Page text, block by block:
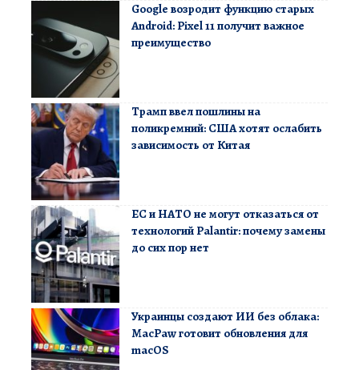
Google возродит функцию старых
Android: Pixel 11 получит важное
преимущество
Трамп ввел пошлины на
поликремний: США хотят ослабить
зависимость от Китая
ЕС и НАТО не могут отказаться от
технологий Palantir: почему замены
до сих пор нет
Украинцы создают ИИ без облака:
MacPaw готовит обновления для
macOS